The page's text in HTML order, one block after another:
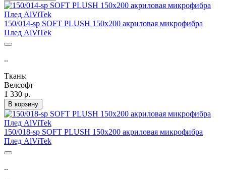
150/014-sp SOFT PLUSH 150х200 акриловая микрофибра
Плед AlViTek
..
Ткань:
Велсофт
1 330 р.
В корзину
150/018-sp SOFT PLUSH 150х200 акриловая микрофибра
Плед AlViTek
..